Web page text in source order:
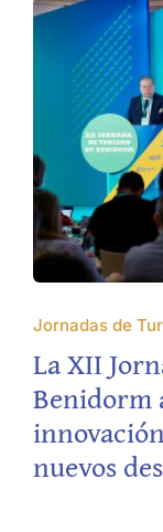
Jornadas de
La XII
Benidorm
nuevos